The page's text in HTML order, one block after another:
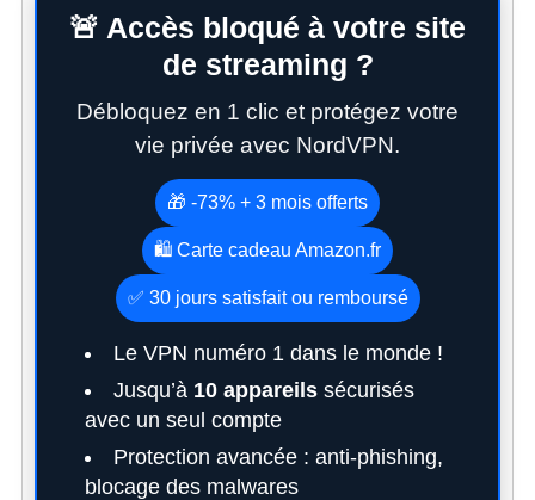
🚨 Accès bloqué à votre site
de streaming ?
Débloquez en 1 clic et protégez votre
vie privée avec NordVPN.
🎁 -73% + 3 mois offerts
🛍️ Carte cadeau Amazon.fr
✅ 30 jours satisfait ou remboursé
Le VPN numéro 1 dans le monde !
Jusqu’à 10 appareilssécurisés
avec un seul compte
Protection avancée : anti-phishing,
blocage des malwares